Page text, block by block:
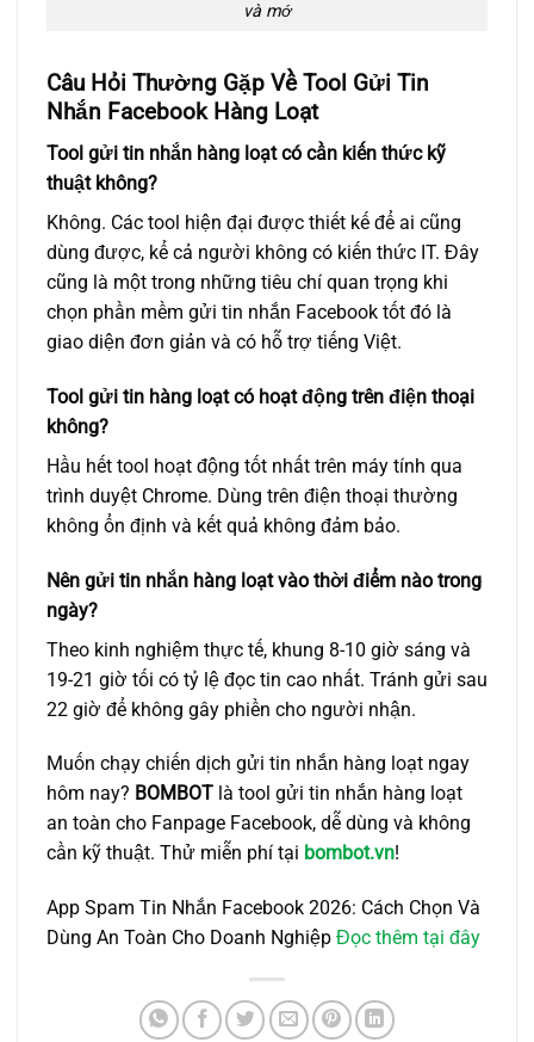
và mớ
Câu Hỏi Thường Gặp Về Tool Gửi Tin
Nhắn Facebook Hàng Loạt
Tool gửi tin nhắn hàng loạt có cần kiến thức kỹ
thuật không?
Không. Các tool hiện đại được thiết kế để ai cũng
dùng được, kể cả người không có kiến thức IT. Đây
cũng là một trong những tiêu chí quan trọng khi
chọn phần mềm gửi tin nhắn Facebook tốt đó là
giao diện đơn giản và có hỗ trợ tiếng Việt.
Tool gửi tin hàng loạt có hoạt động trên điện thoại
không?
Hầu hết tool hoạt động tốt nhất trên máy tính qua
trình duyệt Chrome. Dùng trên điện thoại thường
không ổn định và kết quả không đảm bảo.
Nên gửi tin nhắn hàng loạt vào thời điểm nào trong
ngày?
Theo kinh nghiệm thực tế, khung 8-10 giờ sáng và
19-21 giờ tối có tỷ lệ đọc tin cao nhất. Tránh gửi sau
22 giờ để không gây phiền cho người nhận.
Muốn chạy chiến dịch gửi tin nhắn hàng loạt ngay
hôm nay? BOMBOT là tool gửi tin nhắn hàng loạt
an toàn cho Fanpage Facebook, dễ dùng và không
cần kỹ thuật. Thử miễn phí tại bombot.vn!
App Spam Tin Nhắn Facebook 2026: Cách Chọn Và
Dùng An Toàn Cho Doanh Nghiệp Đọc thêm tại đây